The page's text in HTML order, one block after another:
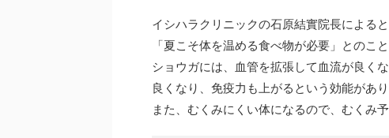
イシハラクリニックの石原結實院長によると
「夏こそ体を温める食べ物が必要」とのこと
ショウガには、血管を拡張して血流が良く
良くなり、免疫力も上がるという効能があり
また、むくみにくい体になるので、むくみ予